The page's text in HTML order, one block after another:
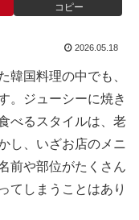
コピー
2026.05.18
韓国料理の中でも、
。ジューシーに焼き
べるスタイルは、老
し、いざお店のメニ
前や部位がたくさん
てしまうことはあり